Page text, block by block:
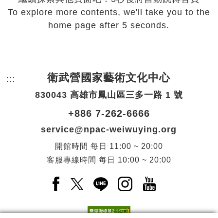
To explore more contents, we'll take you to the
home page after 5 seconds.
::: 頁尾網站資訊。
衛武營國家藝術文化中心
830043 高雄市鳳山區三多一路 1 號
+886 7-262-6666
service@npac-weiwuying.org
開館時間 每日
11:00 ~ 20:00
客服專線時間 每日 10:00 ~ 20:00
Facebook(另開新視窗)
X(另開新視窗)
LINE(另開新視窗)
Instagram(另開新視
YouTube(另開